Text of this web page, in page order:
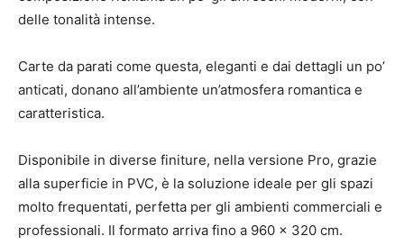
delle tonalità intense.
Carte da parati come questa, eleganti e dai dettagli un po’
anticati, donano all’ambiente un’atmosfera romantica e
caratteristica.
Disponibile in diverse finiture, nella versione Pro, grazie
alla superficie in PVC, è la soluzione ideale per gli spazi
molto frequentati, perfetta per gli ambienti commerciali e
professionali. Il formato arriva fino a 960 x 320 cm.